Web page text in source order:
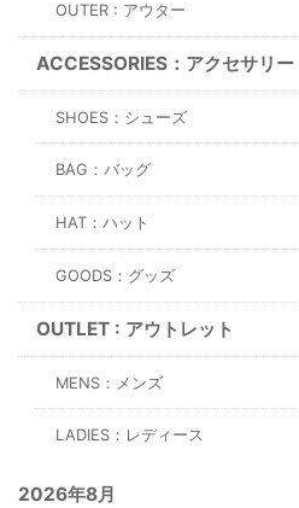
OUTER : アウター
ACCESSORIES：アクセサリー
SHOES：シューズ
BAG：バッグ
HAT：ハット
GOODS：グッズ
OUTLET : アウトレット
MENS：メンズ
LADIES：レディース
2026年8月